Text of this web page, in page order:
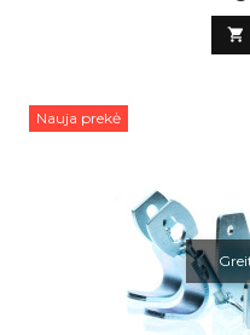

Nauja prekė